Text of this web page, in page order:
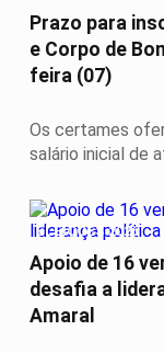
Prazo para
e Corpo de
feira (07)
Os certames
salário inicial de
ELEIÇÕES 2026
Apoio de 16
desafia a
Amaral